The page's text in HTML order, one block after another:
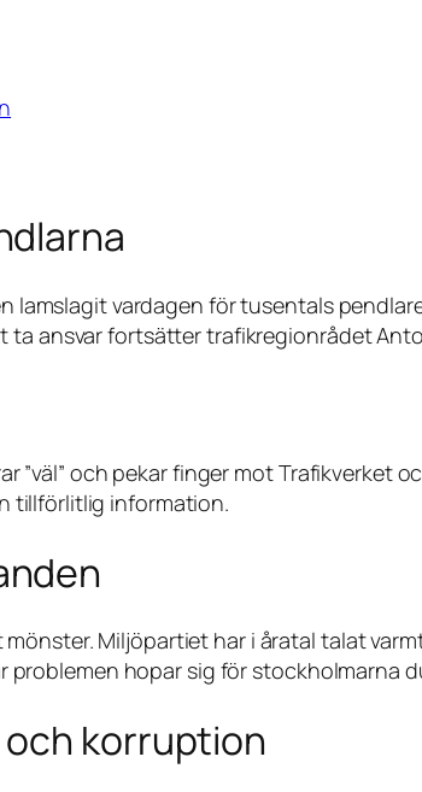
lamslagit vardagen för tusentals
ta ansvar fortsätter trafikregionrådet
”väl” och pekar finger mot Trafikverket
tillförlitlig information.
Miljöpartiet har i åratal talat
problemen hopar sig för stockholmarna
korruption